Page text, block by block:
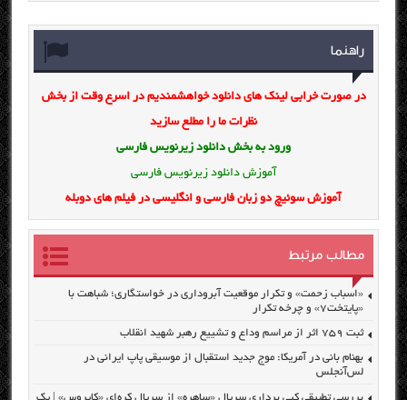
راهنما
در صورت خرابی لینک های دانلود خواهشمندیم در اسرع وقت از بخش
نظرات ما را مطلع سازید
ورود به بخش دانلود زیرنویس فارسی
آموزش دانلود زیرنویس فارسی
آموزش سوئیچ دو زبان فارسی و انگلیسی در فیلم های دوبله
مطالب مرتبط
«اسباب زحمت» و تکرار موقعیت آبروداری در خواستگاری؛ شباهت با
«پایتخت۷» و چرخه تکرار
ثبت ۷۵۹ اثر از مراسم وداع و تشییع رهبر شهید انقلاب
بهنام بانی در آمریکا: موج جدید استقبال از موسیقی پاپ ایرانی در
لس‌آنجلس